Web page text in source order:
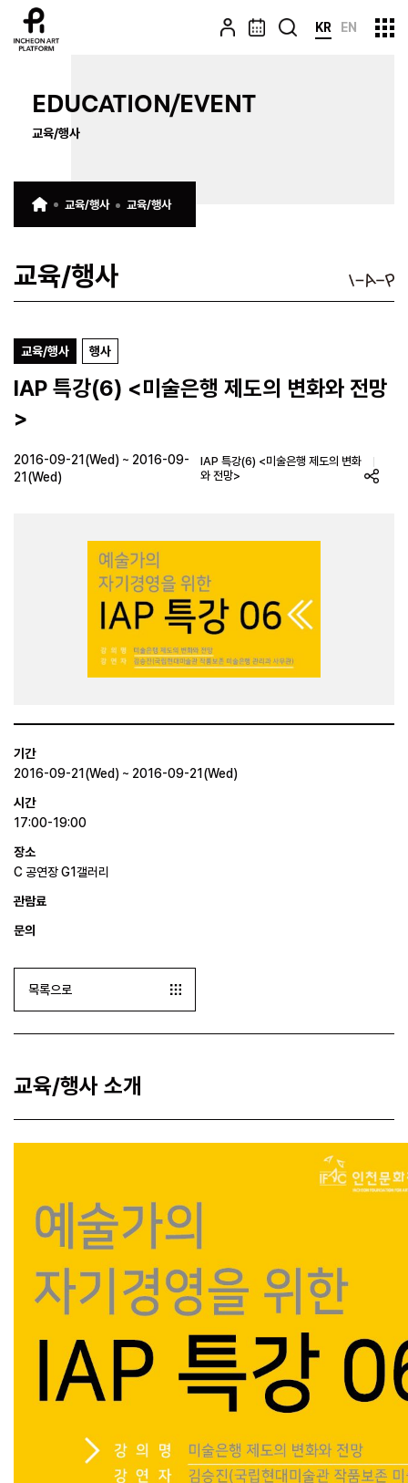
KR EN
EDUCATION/EVENT
교육/행사
교육/행사 교육/행사
교육/행사
교육/행사 행사
IAP 특강(6) <미술은행 제도의 변화와 전망
>
2016-09-21(Wed) ~ 2016-09-
21(Wed)
IAP 특강(6) <미술은행 제도의 변화
와 전망>
기간
2016-09-21(Wed) ~ 2016-09-21(Wed)
시간
17:00-19:00
장소
C 공연장 G1갤러리
관람료
문의
목록으로
교육/행사 소개